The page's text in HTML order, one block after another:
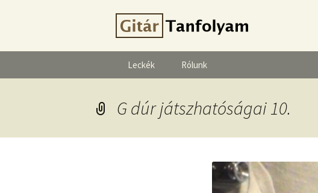
Leckék Rólunk
G dúr játszhatóságai 10.